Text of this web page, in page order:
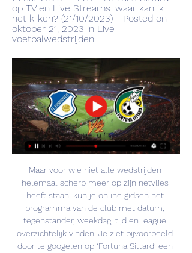
op TV en Live Streams: waar kan ik
het kijken? (21/10/2023) - Posted on
oktober 21, 2023 in Live
voetbalwedstrijden.
Maar voor wie niet alle wedstrijden
helemaal scherp meer op zijn netvlies
heeft staan, kun je online gidsen het
programma van de club met datum,
tegenstander, weekdag, tijd en league
overzichtelijk vinden. Je ziet bijvoorbeeld
door te googelen op ‘Fortuna Sittard’ een